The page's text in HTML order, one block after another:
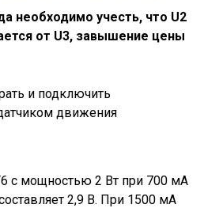
необходимо учесть, что U2
от U3, завышение цены
и подключить
движения
с мощностью 2 Вт при 700 мА
2,9 В. При 1500 мА